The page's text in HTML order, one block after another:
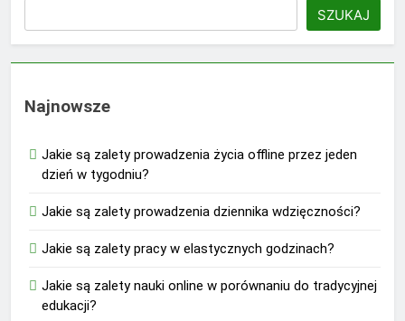
SZUKAJ
Najnowsze
Jakie są zalety prowadzenia życia offline przez jeden
dzień w tygodniu?
Jakie są zalety prowadzenia dziennika wdzięczności?
Jakie są zalety pracy w elastycznych godzinach?
Jakie są zalety nauki online w porównaniu do tradycyjnej
edukacji?